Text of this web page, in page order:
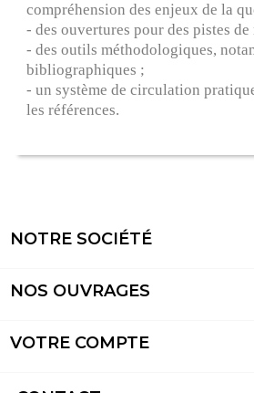
compréhension des enjeux de la
- des ouvertures pour des pistes
- des outils méthodologiques,
bibliographiques ;
- un système de circulation
les références.
NOTRE SOCIÉTÉ
NOS OUVRAGES
VOTRE COMPTE